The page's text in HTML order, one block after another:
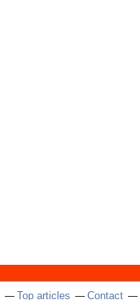
Top articles Contact